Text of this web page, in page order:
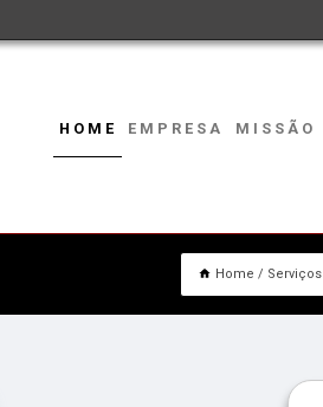
HOME EMPRESA MISSÃO
Home Serviços